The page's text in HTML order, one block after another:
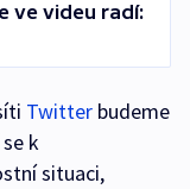
ve videu radí:
Twitter budeme
k
situaci,